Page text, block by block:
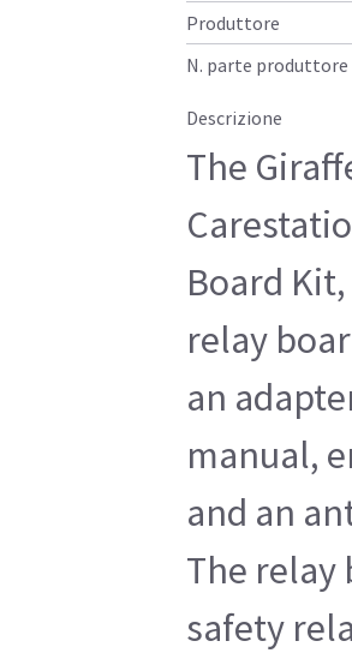
Produttore
N. parte produttore
Descrizione
The
Board
relay
an
manual,
and an
The relay
safety